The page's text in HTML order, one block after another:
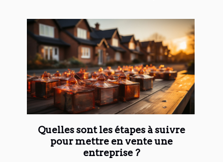
Quelles sont les étapes à suivre
pour mettre en vente une
entreprise ?